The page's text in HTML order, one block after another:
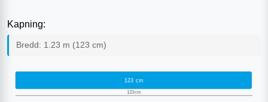
Kapning:
Bredd: 1.23 m (123 cm)
123 cm
123cm